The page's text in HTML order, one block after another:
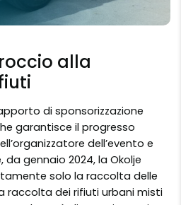
alla
rifiuti
di sponsorizzazione
garantisce il progresso
dell’evento e
gennaio 2024, la Okolje
solo la raccolta delle
raccolta dei rifiuti urbani misti